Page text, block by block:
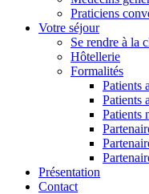
Praticiens
Votre séjour
Se rendre à la
Hôtellerie
Formalités
Patients
Patients
Patients
Présentation
Contact